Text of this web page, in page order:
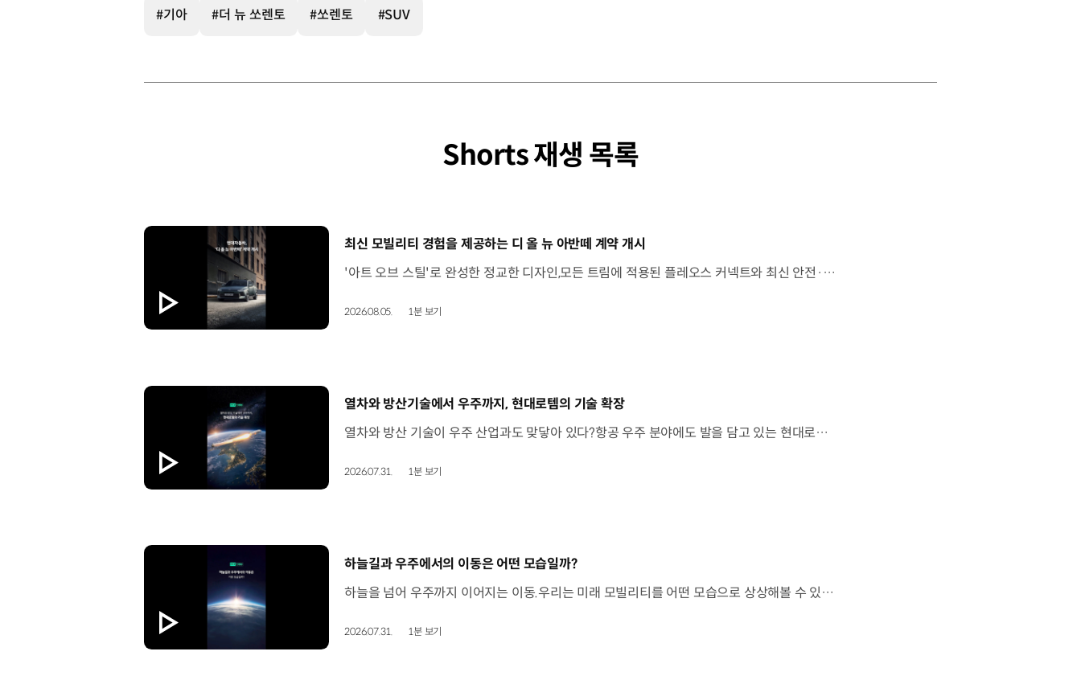
#기아 #더 뉴 쏘렌토 #쏘렌토 #SUV
Shorts 재생 목록
[동영상]
최신 모빌리티 경험을 제공하는 디 올 뉴 아반떼 계약 개시
'아트 오브 스틸'로 완성한 정교한 디자인,모든 트림에 적용된 플레오스 커넥트와 최신 안전·편의 사양까지. 차급 이상의 가치를 담은디 올 뉴 아반떼가 계약을 시작했습니다. #현대자동차 #디올뉴아반떼 #아반떼 #플레오스커넥트 #GleoAI #준중형세단 #세단
2026.08.05. 1분 보기
[동영상]
열차와 방산기술에서 우주까지, 현대로템의 기술 확장
열차와 방산 기술이 우주 산업과도 맞닿아 있다?항공 우주 분야에도 발을 담고 있는 현대로템 현대진행형 팟캐스트 EP.20에서 확인하세요.📻 #현대자동차그룹 #현대진행형 #모빌리티팟캐스트 #현대로템 #하늘길 #스카이모빌리티 #우주 #우주항공 #자율주행 #모빌리티
2026.07.31. 1분 보기
[동영상]
하늘길과 우주에서의 이동은 어떤 모습일까?
하늘을 넘어 우주까지 이어지는 이동.우리는 미래 모빌리티를 어떤 모습으로 상상해볼 수 있을까요? 현대진행형 팟캐스트 EP.20에서 확인하세요.📻 #현대자동차그룹 #현대진행형 #모빌리티팟캐스트 #하늘길 #스카이모빌리티 #우주 #우주항공 #자율주행 #모빌리티
2026.07.31. 1분 보기